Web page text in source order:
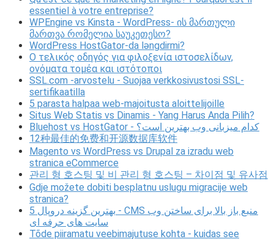
essentiel à votre entreprise?
WPEngine vs Kinsta - WordPress- ის მართული
მართვა რომელია საუკეთესო?
WordPress HostGator-da ləngdirmi?
Ο τελικός οδηγός για φιλοξενία ιστοσελίδων,
ονόματα τομέα και ιστότοποι
SSL.com -arvostelu - Suojaa verkkosivustosi SSL-
sertifikaatilla
5 parasta halpaa web-majoitusta aloittelijoille
Situs Web Statis vs Dinamis - Yang Harus Anda Pilih?
Bluehost vs HostGator - کدام میزبانی وب بهترین است؟
12种最佳的免费和开源数据库软件
Magento vs WordPress vs Drupal za izradu web
stranica eCommerce
관리 형 호스팅 및 비 관리 형 호스팅 – 차이점 및 유사점
Gdje možete dobiti besplatnu uslugu migracije web
stranica?
5 بهترین گزینه دروپال - CMS منبع باز بالا برای ساختن وب
سایت های حرفه ای
Tõde piiramatu veebimajutuse kohta - kuidas see